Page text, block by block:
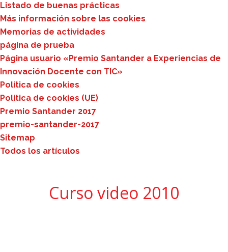
Listado de buenas prácticas
Más información sobre las cookies
Memorias de actividades
página de prueba
Página usuario «Premio Santander a Experiencias de
Innovación Docente con TIC»
Política de cookies
Política de cookies (UE)
Premio Santander 2017
premio-santander-2017
Sitemap
Todos los artículos
Curso video 2010